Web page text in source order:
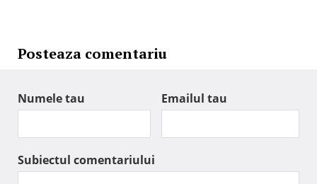
Posteaza comentariu
Numele tau Emailul tau
Subiectul comentariului